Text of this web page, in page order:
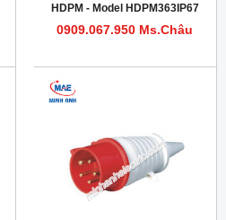
HDPM - Model HDPM363IP67
0909.067.950 Ms.Châu